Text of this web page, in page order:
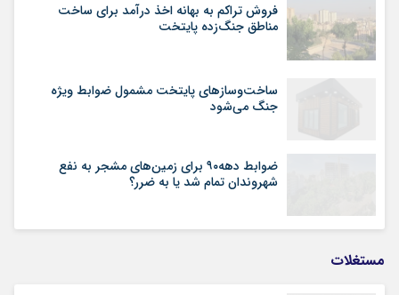
فروش تراکم به بهانه اخذ درآمد برای ساخت
مناطق جنگ‌زده پایتخت
ساخت‌وسازهای پایتخت مشمول ضوابط ویژه
جنگ می‌شود
ضوابط دهه۹۰ برای زمین‌های مشجر به نفع
شهروندان تمام شد یا به ضرر؟
مستغلات